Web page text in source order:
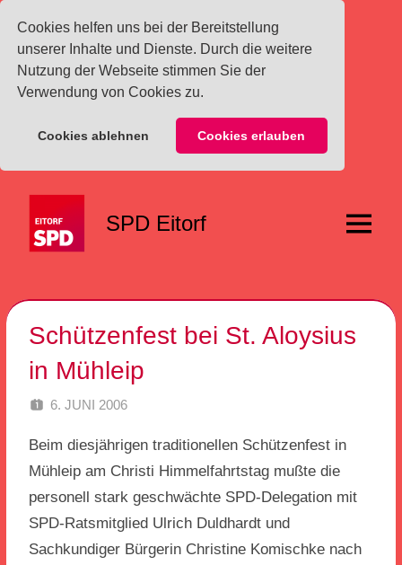
Cookies helfen uns bei der Bereitstellung
unserer Inhalte und Dienste. Durch die weitere
Nutzung der Webseite stimmen Sie der
Verwendung von Cookies zu.
Cookies ablehnen Cookies erlauben
springen
SPD Eitorf Menü
Schützenfest bei St. Aloysius
in Mühleip
6. JUNI 2006
Beim diesjährigen traditionellen Schützenfest in
Mühleip am Christi Himmelfahrtstag mußte die
personell stark geschwächte SPD-Delegation mit
SPD-Ratsmitglied Ulrich Duldhardt und
Sachkundiger Bürgerin Christine Komischke nach